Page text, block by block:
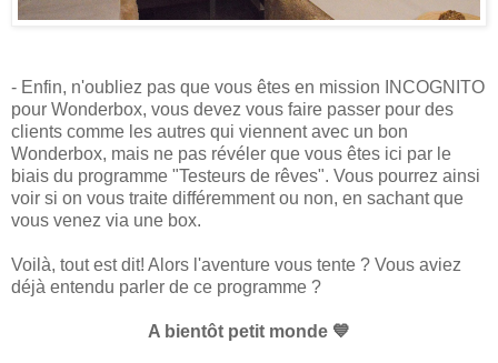
- Enfin, n'oubliez pas que vous êtes en mission INCOGNITO
pour Wonderbox, vous devez vous faire passer pour des
clients comme les autres qui viennent avec un bon
Wonderbox, mais ne pas révéler que vous êtes ici par le
biais du programme "Testeurs de rêves". Vous pourrez ainsi
voir si on vous traite différemment ou non, en sachant que
vous venez via une box.
Voilà, tout est dit! Alors l'aventure vous tente ? Vous aviez
déjà entendu parler de ce programme ?
A bientôt petit monde 💙